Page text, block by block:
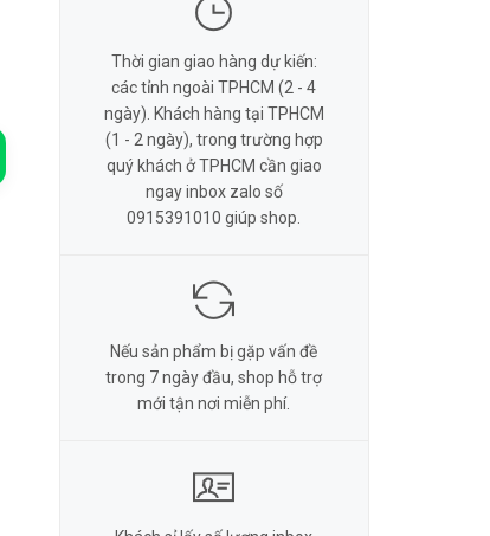
Thời gian giao hàng dự kiến:
các tỉnh ngoài TPHCM (2 - 4
ngày). Khách hàng tại TPHCM
(1 - 2 ngày), trong trường hợp
quý khách ở TPHCM cần giao
ngay inbox zalo số
0915391010 giúp shop.
Nếu sản phẩm bị gặp vấn đề
trong 7 ngày đầu, shop hỗ trợ
mới tận nơi miễn phí.